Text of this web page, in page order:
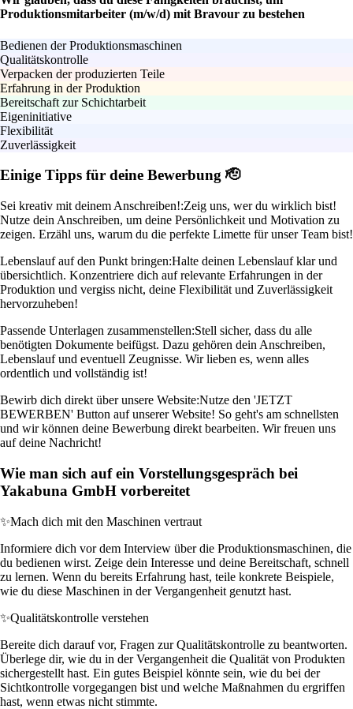
Produktionsmitarbeiter (m/w/d) mit Bravour zu bestehen
Bedienen der Produktionsmaschinen
Qualitätskontrolle
Verpacken der produzierten Teile
Erfahrung in der Produktion
Bereitschaft zur Schichtarbeit
Eigeninitiative
Flexibilität
Zuverlässigkeit
Einige Tipps für deine Bewerbung 🫡
Sei kreativ mit deinem Anschreiben!:Zeig uns, wer du wirklich bist!
Nutze dein Anschreiben, um deine Persönlichkeit und Motivation zu
zeigen. Erzähl uns, warum du die perfekte Limette für unser Team bist!
Lebenslauf auf den Punkt bringen:Halte deinen Lebenslauf klar und
übersichtlich. Konzentriere dich auf relevante Erfahrungen in der
Produktion und vergiss nicht, deine Flexibilität und Zuverlässigkeit
hervorzuheben!
Passende Unterlagen zusammenstellen:Stell sicher, dass du alle
benötigten Dokumente beifügst. Dazu gehören dein Anschreiben,
Lebenslauf und eventuell Zeugnisse. Wir lieben es, wenn alles
ordentlich und vollständig ist!
Bewirb dich direkt über unsere Website:Nutze den 'JETZT
BEWERBEN' Button auf unserer Website! So geht's am schnellsten
und wir können deine Bewerbung direkt bearbeiten. Wir freuen uns
auf deine Nachricht!
Wie man sich auf ein Vorstellungsgespräch bei
Yakabuna GmbH vorbereitet
✨Mach dich mit den Maschinen vertraut
Informiere dich vor dem Interview über die Produktionsmaschinen, die
du bedienen wirst. Zeige dein Interesse und deine Bereitschaft, schnell
zu lernen. Wenn du bereits Erfahrung hast, teile konkrete Beispiele,
wie du diese Maschinen in der Vergangenheit genutzt hast.
✨Qualitätskontrolle verstehen
Bereite dich darauf vor, Fragen zur Qualitätskontrolle zu beantworten.
Überlege dir, wie du in der Vergangenheit die Qualität von Produkten
sichergestellt hast. Ein gutes Beispiel könnte sein, wie du bei der
Sichtkontrolle vorgegangen bist und welche Maßnahmen du ergriffen
hast, wenn etwas nicht stimmte.